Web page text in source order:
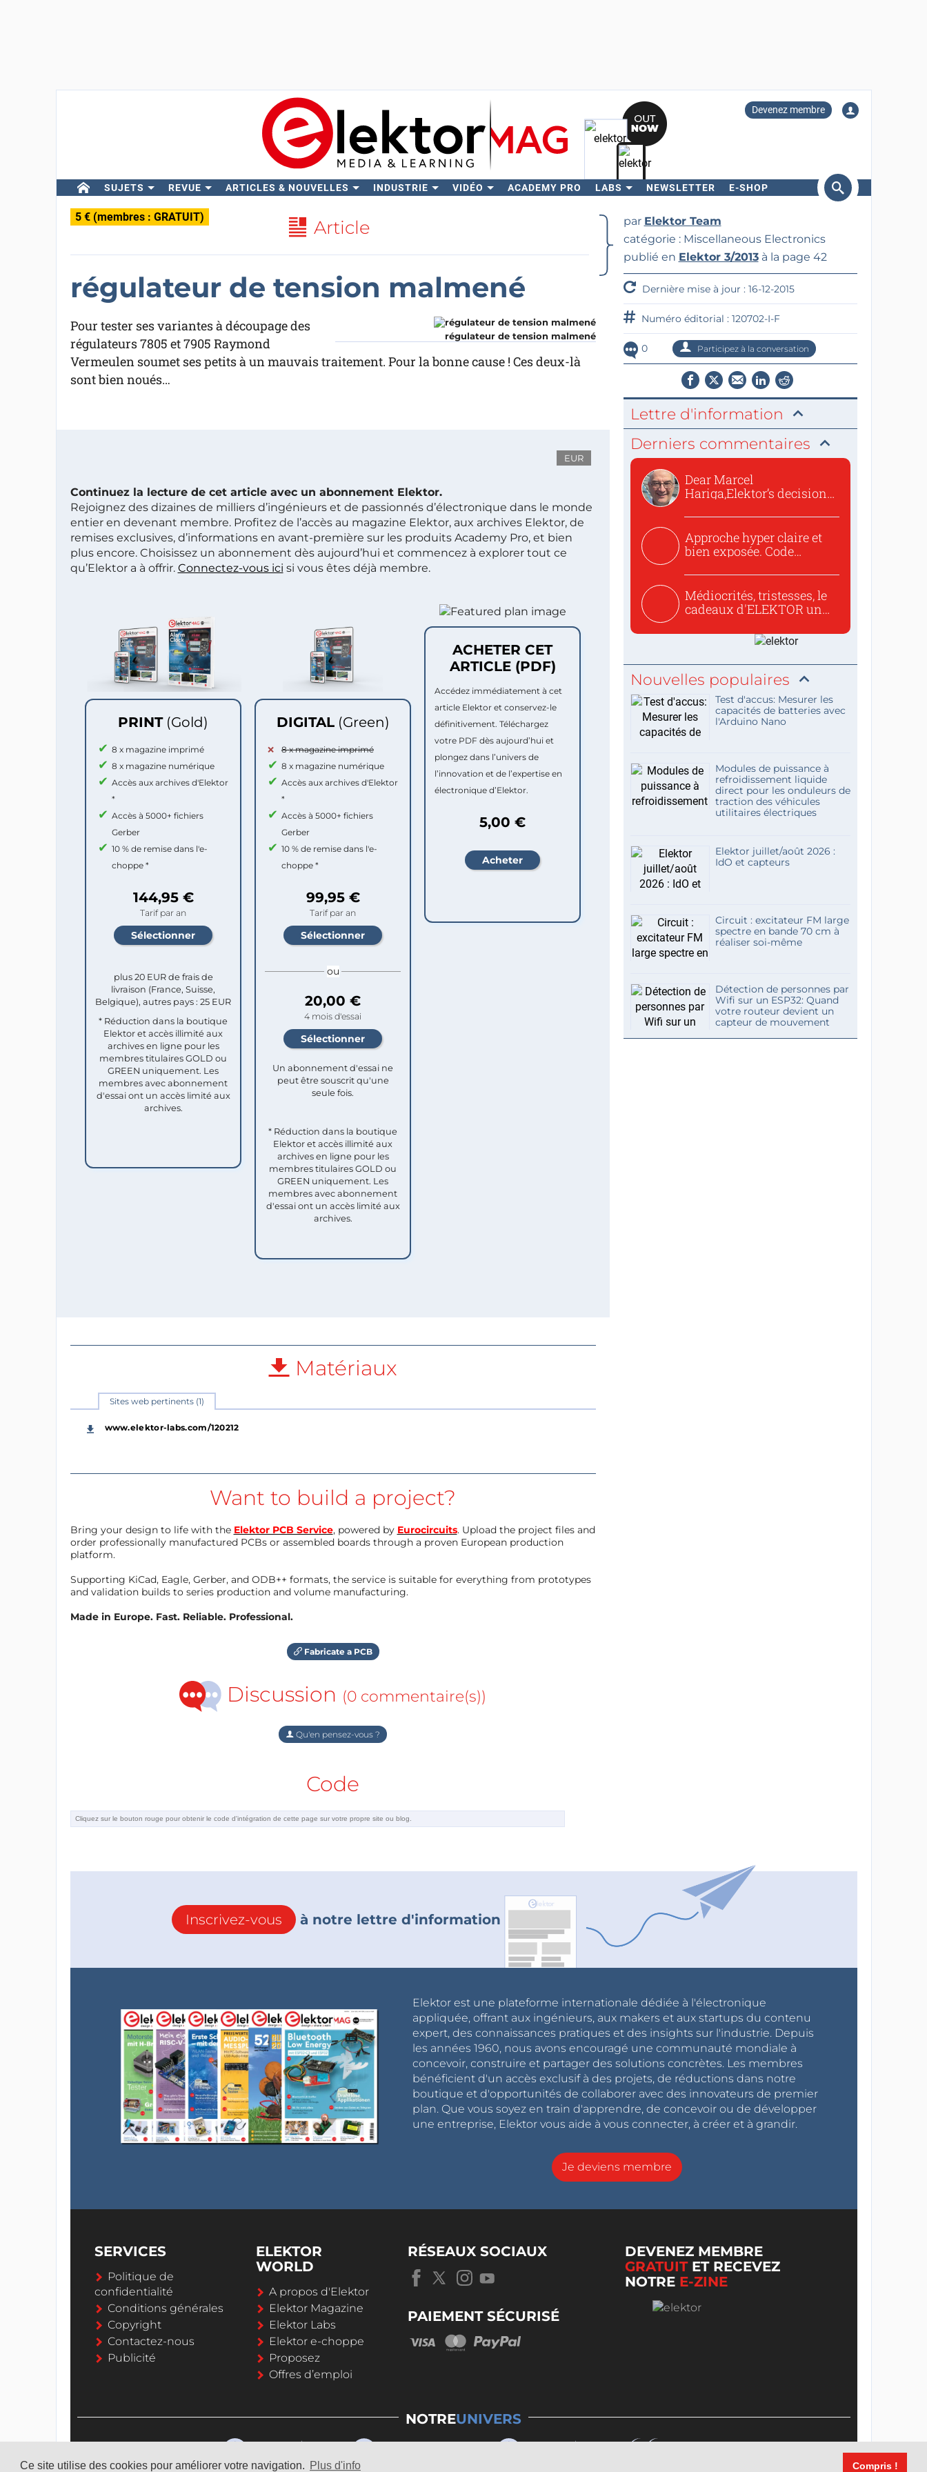
Ce site utilise des cookies pour améliorer votre navigation. Plus d'info Compris !
Devenez membre
SUJETS REVUE ARTICLES & NOUVELLES INDUSTRIE VIDÉO ACADEMY PRO LABS NEWSLETTER E-SHOP
Rechercher
5 € (membres : GRATUIT) Article
régulateur de tension malmené
régulateur de tension malmené
Pour tester ses variantes à découpage des
régulateurs 7805 et 7905 Raymond
Vermeulen soumet ses petits à un mauvais traitement. Pour la bonne cause ! Ces deux-là
sont bien noués…
EUR
Continuez la lecture de cet article avec un abonnement Elektor.
Rejoignez des dizaines de milliers d’ingénieurs et de passionnés d’électronique dans le monde
entier en devenant membre. Profitez de l’accès au magazine Elektor, aux archives Elektor, de
remises exclusives, d’informations en avant-première sur les produits Academy Pro, et bien
plus encore. Choisissez un abonnement dès aujourd’hui et commencez à explorer tout ce
qu’Elektor a à offrir. Connectez-vous ici si vous êtes déjà membre.
PRINT (Gold)
8 x magazine imprimé
8 x magazine numérique
Accès aux archives d'Elektor
*
Accès à 5000+ fichiers
Gerber
10 % de remise dans l'e-
choppe *
144,95 €
Tarif par an
plus 20 EUR de frais de
livraison (France, Suisse,
Belgique), autres pays : 25 EUR
* Réduction dans la boutique
Elektor et accès illimité aux
archives en ligne pour les
membres titulaires GOLD ou
GREEN uniquement. Les
membres avec abonnement
d'essai ont un accès limité aux
archives.
DIGITAL (Green)
8 x magazine imprimé
8 x magazine numérique
Accès aux archives d'Elektor
*
Accès à 5000+ fichiers
Gerber
10 % de remise dans l'e-
choppe *
99,95 €
Tarif par an
ou
20,00 €
4 mois d'essai
Un abonnement d'essai ne
peut être souscrit qu'une
seule fois.​
* Réduction dans la boutique
Elektor et accès illimité aux
archives en ligne pour les
membres titulaires GOLD ou
GREEN uniquement. Les
membres avec abonnement
d'essai ont un accès limité aux
archives.
ACHETER CET
ARTICLE (PDF)
Accédez immédiatement à cet
article Elektor et conservez-le
définitivement. Téléchargez
votre PDF dès aujourd’hui et
plongez dans l’univers de
l’innovation et de l’expertise en
électronique d’Elektor.
5,00 €
Matériaux
Sites web pertinents (1)
www.elektor-labs.com/120212
Want to build a project?
Bring your design to life with the Elektor PCB Service, powered by Eurocircuits. Upload the project files and
order professionally manufactured PCBs or assembled boards through a proven European production
platform.
Supporting KiCad, Eagle, Gerber, and ODB++ formats, the service is suitable for everything from prototypes
and validation builds to series production and volume manufacturing.
Made in Europe. Fast. Reliable. Professional.
Fabricate a PCB
Discussion (0 commentaire(s))
Qu'en pensez-vous ?
Code
par Elektor Team
catégorie : Miscellaneous Electronics
publié en Elektor 3/2013à la page 42
Dernière mise à jour : 16-12-2015
Numéro éditorial : 120702-I-F
0 Participez à la conversation
Lettre d'information
Derniers commentaires
Dear Marcel
Hariga,Elektor’s decision
Approche hyper claire et
bien exposée. Code
Médiocrités, tristesses, le
cadeaux d'ELEKTOR un
Nouvelles populaires
Test d'accus: Mesurer les
capacités de batteries avec
l'Arduino Nano
Modules de puissance à
refroidissement liquide
direct pour les onduleurs de
traction des véhicules
utilitaires électriques
Elektor juillet/août 2026 :
IdO et capteurs
Circuit : excitateur FM large
spectre en bande 70 cm à
réaliser soi-même
Détection de personnes par
Wifi sur un ESP32: Quand
votre routeur devient un
capteur de mouvement
Inscrivez-vous à notre lettre d'information
Elektor est une plateforme internationale dédiée à l'électronique
appliquée, offrant aux ingénieurs, aux makers et aux startups du contenu
expert, des connaissances pratiques et des insights sur l'industrie. Depuis
les années 1960, nous avons encouragé une communauté mondiale à
concevoir, construire et partager des solutions concrètes. Les membres
bénéficient d'un accès exclusif à des projets, de réductions dans notre
boutique et d'opportunités de collaborer avec des innovateurs de premier
plan. Que vous soyez en train d'apprendre, de concevoir ou de développer
une entreprise, Elektor vous aide à vous connecter, à créer et à grandir.
Je deviens membre
SERVICES
Politique de
confidentialité
Conditions générales
Copyright
Contactez-nous
Publicité
ELEKTOR
WORLD
A propos d'Elektor
Elektor Magazine
Elektor Labs
Elektor e-choppe
Proposez
Offres d’emploi
RÉSEAUX SOCIAUX
PAIEMENT SÉCURISÉ
DEVENEZ MEMBRE
GRATUITET RECEVEZ
NOTRE E-ZINE
NOTREUNIVERS